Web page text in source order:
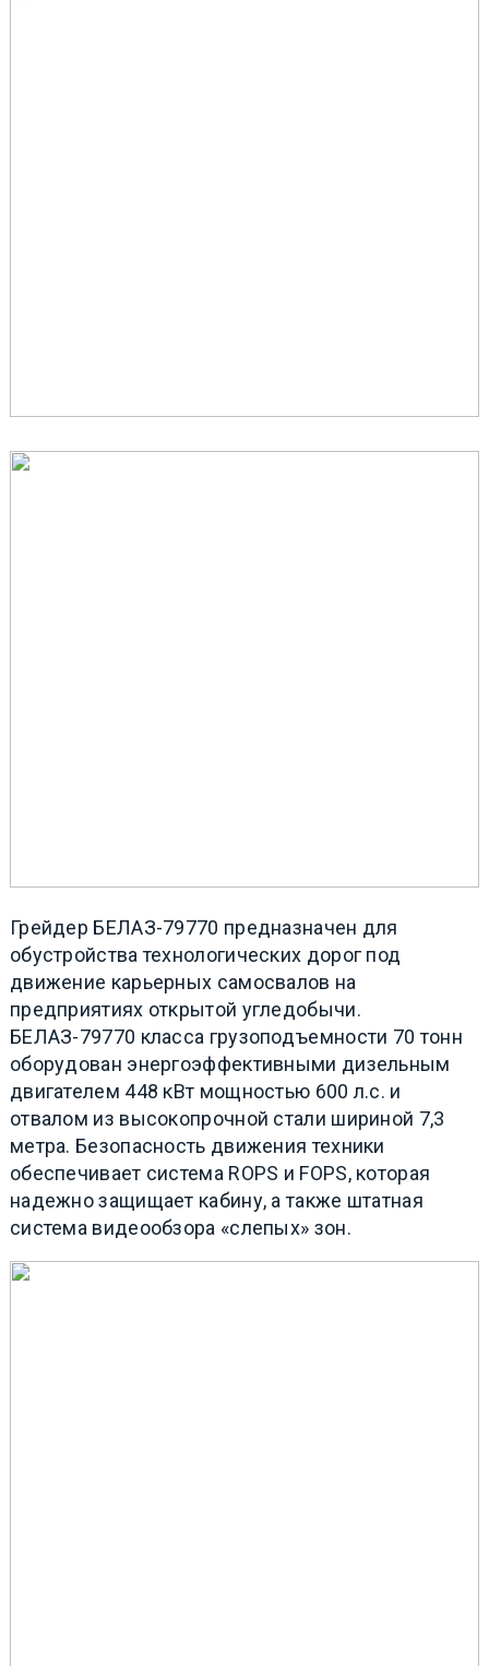
Грейдер БЕЛАЗ-79770 предназначен для
обустройства технологических дорог под
движение карьерных самосвалов на
предприятиях открытой угледобычи.
БЕЛАЗ-79770 класса грузоподъемности 70 тонн
оборудован энергоэффективными дизельным
двигателем 448 кВт мощностью 600 л.с. и
отвалом из высокопрочной стали шириной 7,3
метра. Безопасность движения техники
обеспечивает система ROPS и FOPS, которая
надежно защищает кабину, а также штатная
система видеообзора «слепых» зон.